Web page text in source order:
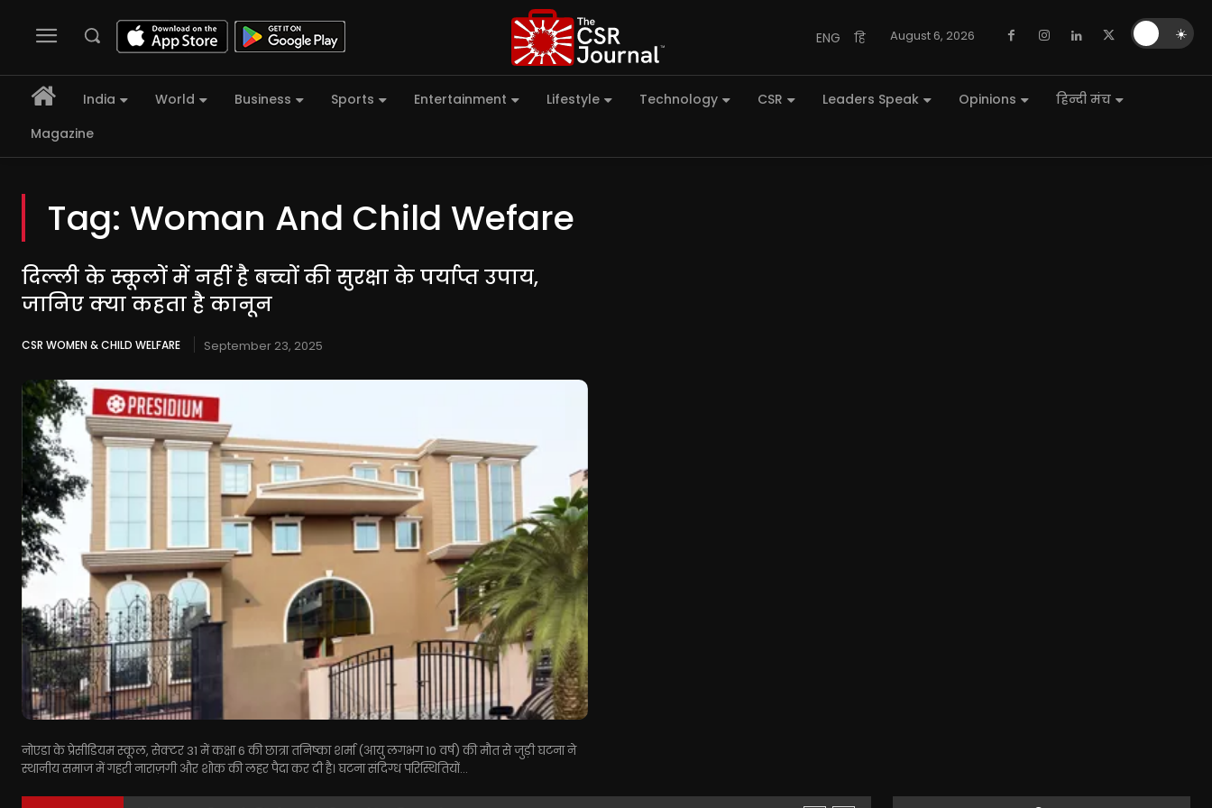
ENG हि August 6, 2026
India World Business Sports Entertainment Lifestyle Technology CSR Leaders Speak Opinions
हिन्दी मंच
Magazine
Tag: Woman And Child Wefare
दिल्ली के स्कूलों में नहीं है बच्चों की सुरक्षा के पर्याप्त उपाय,
जानिए क्या कहता है कानून
CSR WOMEN & CHILD WELFARE September 23, 2025
नोएडा के प्रेसीडियम स्कूल, सेक्टर 31 में कक्षा 6 की छात्रा तनिष्का शर्मा (आयु लगभग 10 वर्ष) की मौत से जुड़ी घटना ने
स्थानीय समाज में गहरी नाराज़गी और शोक की लहर पैदा कर दी है। घटना संदिग्ध परिस्थितियों...
☀️